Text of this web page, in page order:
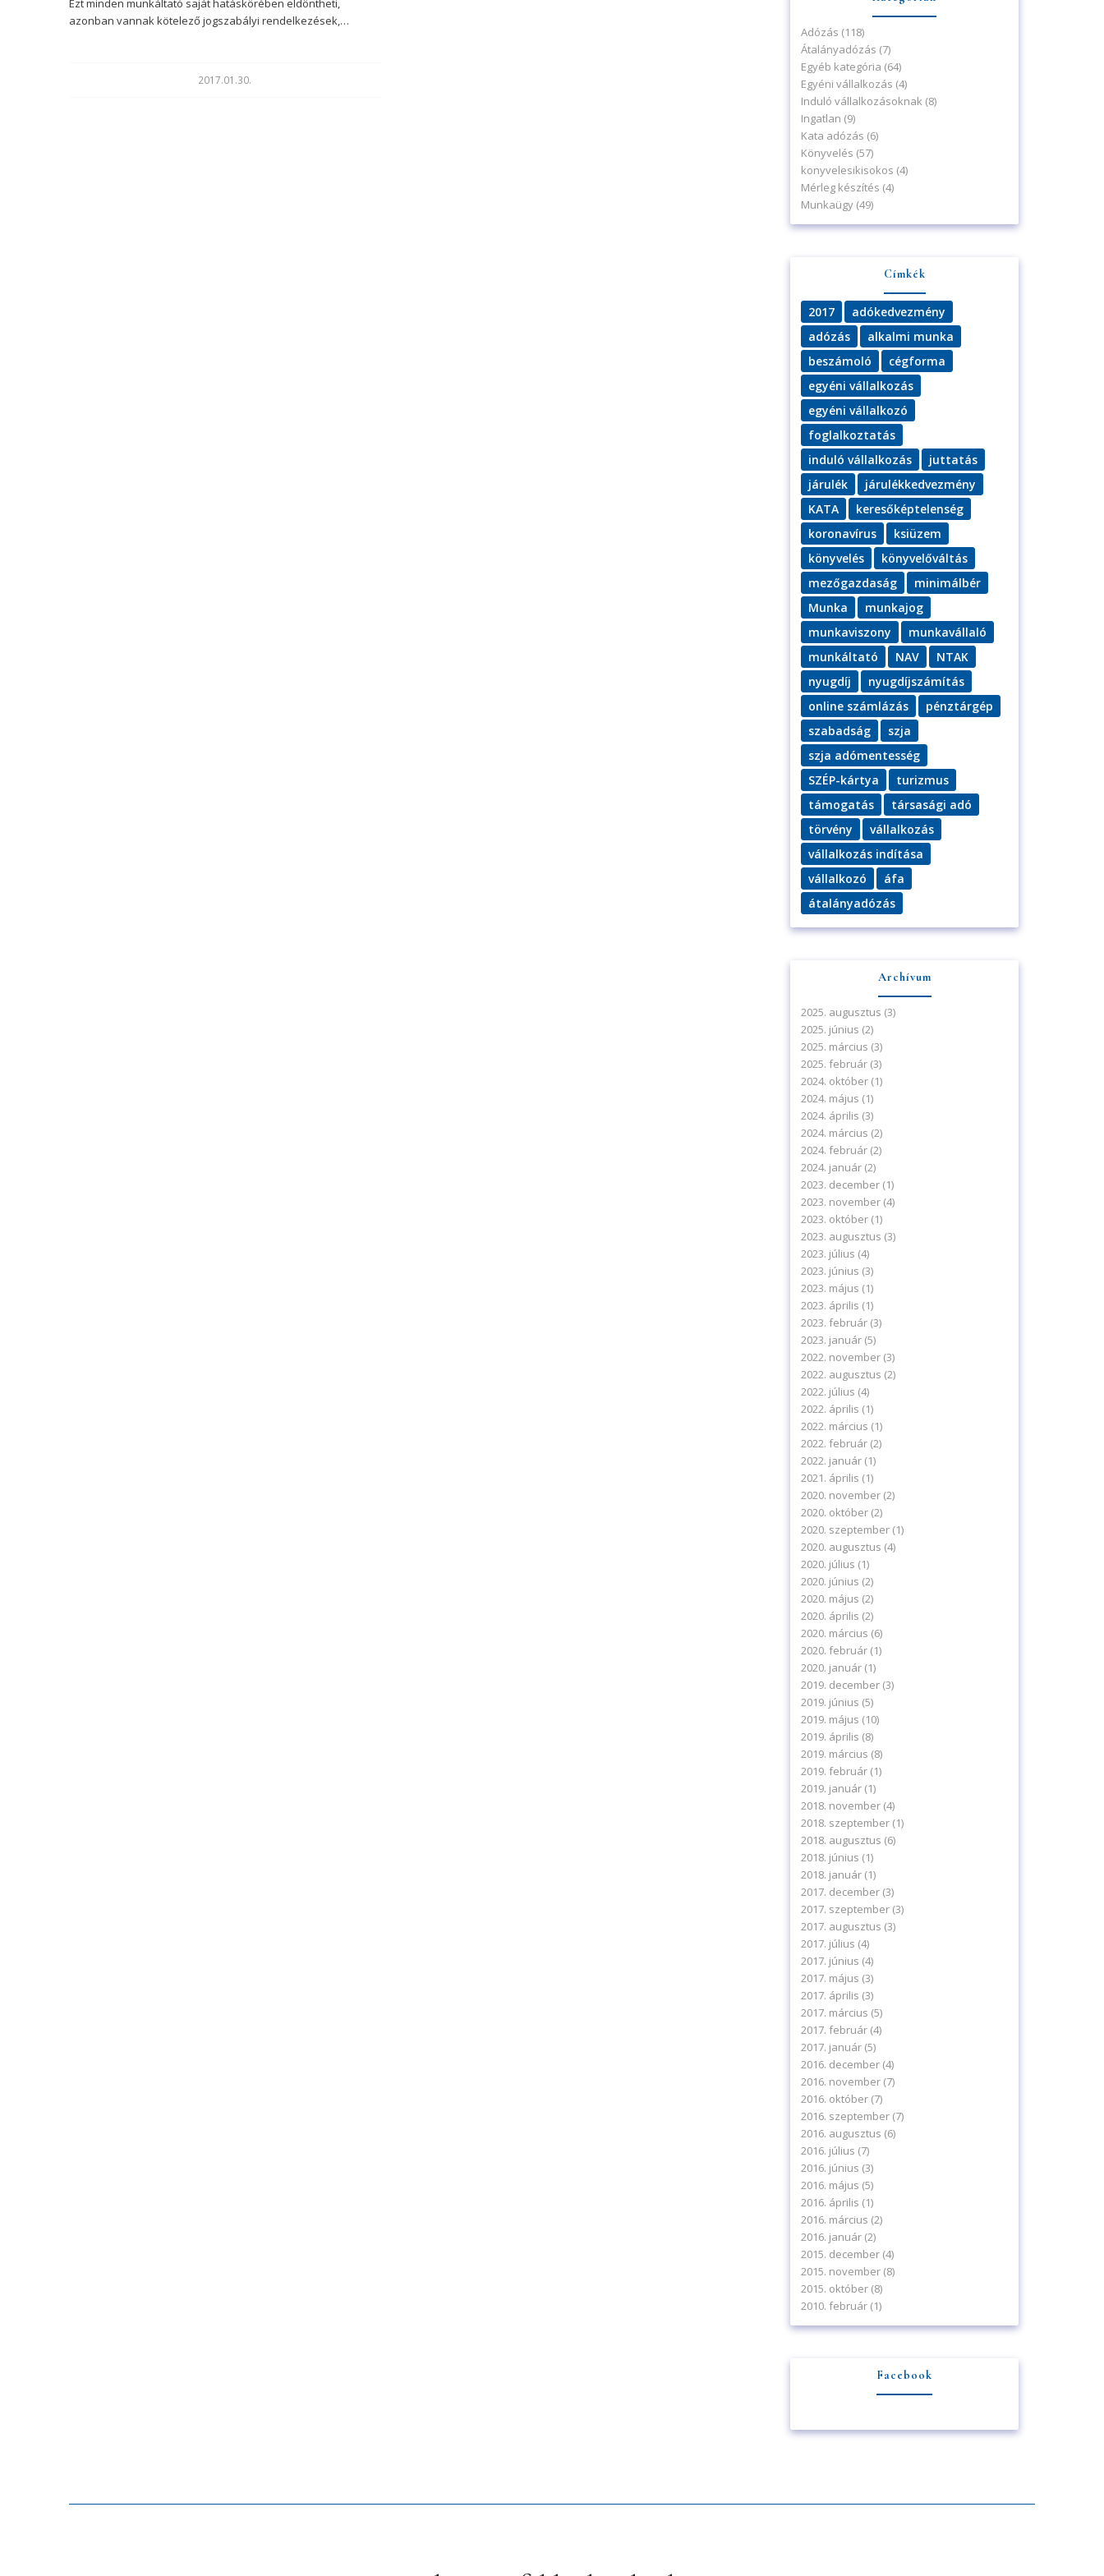
Ezt minden munkáltató saját hatáskörében eldöntheti,
azonban vannak kötelező jogszabályi rendelkezések,…
2017.01.30.
Adózás (118)
Átalányadózás (7)
Egyéb kategória (64)
Egyéni vállalkozás (4)
Induló vállalkozásoknak (8)
Ingatlan (9)
Kata adózás (6)
Könyvelés (57)
konyvelesikisokos (4)
Mérleg készítés (4)
Munkaügy(49)
Címkék
2017
adókedvezmény
adózás
alkalmi munka
beszámoló
cégforma
egyéni vállalkozás
egyéni vállalkozó
foglalkoztatás
induló vállalkozás
juttatás
járulék
járulékkedvezmény
KATA
keresőképtelenség
koronavírus
ksiüzem
könyvelés
könyvelőváltás
mezőgazdaság
minimálbér
Munka
munkajog
munkaviszony
munkavállaló
munkáltató
NAV
NTAK
nyugdíj
nyugdíjszámítás
online számlázás
pénztárgép
szabadság
szja
szja adómentesség
SZÉP-kártya
turizmus
támogatás
társasági adó
törvény
vállalkozás
vállalkozás indítása
vállalkozó
áfa
átalányadózás
Archívum
2025. augusztus (3)
2025. június (2)
2025. március (3)
2025. február(3)
2024. október(1)
2024. május (1)
2024. április (3)
2024. március (2)
2024. február(2)
2024. január(2)
2023. december(1)
2023. november(4)
2023. október(1)
2023. augusztus (3)
2023. július (4)
2023. június (3)
2023. május (1)
2023. április (1)
2023. február(3)
2023. január(5)
2022. november(3)
2022. augusztus (2)
2022. július (4)
2022. április (1)
2022. március (1)
2022. február(2)
2022. január(1)
2021. április (1)
2020. november(2)
2020. október(2)
2020. szeptember(1)
2020. augusztus (4)
2020. július (1)
2020. június (2)
2020. május (2)
2020. április (2)
2020. március (6)
2020. február(1)
2020. január(1)
2019. december(3)
2019. június (5)
2019. május (10)
2019. április (8)
2019. március (8)
2019. február(1)
2019. január(1)
2018. november(4)
2018. szeptember(1)
2018. augusztus (6)
2018. június (1)
2018. január(1)
2017. december(3)
2017. szeptember(3)
2017. augusztus (3)
2017. július (4)
2017. június (4)
2017. május (3)
2017. április (3)
2017. március (5)
2017. február(4)
2017. január(5)
2016. december(4)
2016. november(7)
2016. október(7)
2016. szeptember(7)
2016. augusztus (6)
2016. július (7)
2016. június (3)
2016. május (5)
2016. április (1)
2016. március (2)
2016. január(2)
2015. december(4)
2015. november(8)
2015. október(8)
2010. február(1)
Facebook
Iratkozzon fel hírlevelünkre!
A feliratkozással elfogadja az adatvédelmi tájékoztatónkat.